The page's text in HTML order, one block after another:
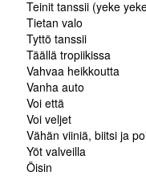
Teinit tanssii (yeke
Tietan valo
Tyttö tanssii
Täällä tropiikissa
Vahvaa heikkoutta
Vanha auto
Voi että
Voi veljet
Vähän viiniä, biitsi ja
Yöt valveilla
Öisin